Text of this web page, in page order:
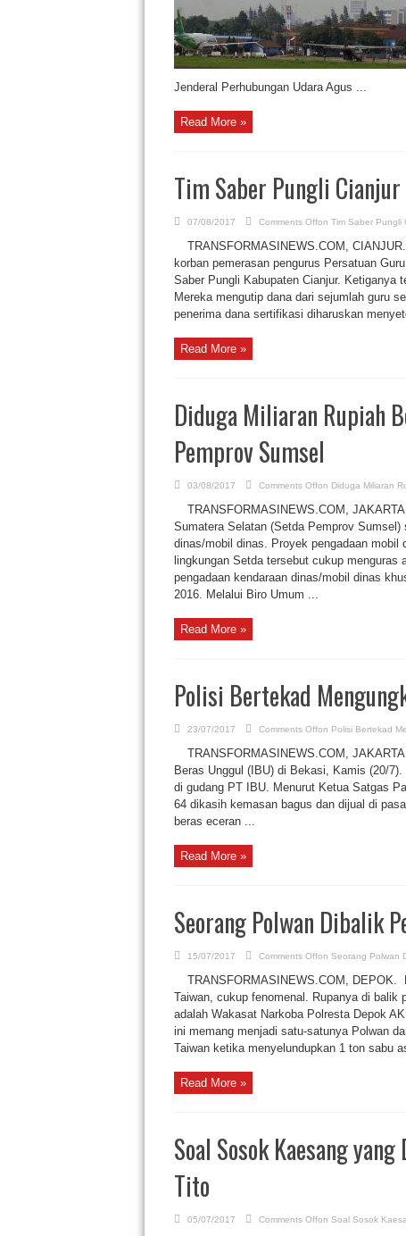
Jenderal Perhubungan Udara Agus ...
Read More »
Tim Saber Pungli Cianjur
07/08/2017 Comments Offon Tim Saber Pungli
TRANSFORMASINEWS.COM,
korban pemerasan pengurus Persatuan
Saber Pungli Kabupaten Cianjur. Ketiganya
Mereka mengutip dana dari sejumlah guru
penerima dana sertifikasi diharuskan
Read More »
Diduga Miliaran Rupiah
Pemprov Sumsel
03/08/2017 Comments Offon Diduga Miliaran
TRANSFORMASINEWS.COM,
Sumatera Selatan (Setda Pemprov
dinas/mobil dinas. Proyek pengadaan mobil
lingkungan Setda tersebut cukup
pengadaan kendaraan dinas/mobil dinas
2016. Melalui Biro Umum ...
Read More »
Polisi Bertekad
23/07/2017 Comments Offon Polisi Bertekad
TRANSFORMASINEWS.COM,
Beras Unggul (IBU) di Bekasi, Kamis (20/
di gudang PT IBU. Menurut Ketua Satgas
64 dikasih kemasan bagus dan dijual di
beras eceran ...
Read More »
Seorang Polwan Dibalik
15/07/2017 Comments Offon Seorang Polwan
TRANSFORMASINEWS.COM, DEPOK.
Taiwan, cukup fenomenal. Rupanya di balik
adalah Wakasat Narkoba Polresta Depok
ini memang menjadi satu-satunya Polwan
Taiwan ketika menyelundupkan 1 ton sabu
Read More »
Soal Sosok Kaesang
Tito
05/07/2017 Comments Offon Soal Sosok